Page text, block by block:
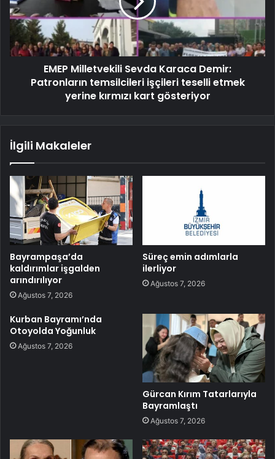
EMEP Milletvekili Sevda Karaca Demir:
Patronların temsilcileri işçileri teselli etmek
yerine kırmızı kart gösteriyor
İlgili Makaleler
Bayrampaşa’da
kaldırımlar işgalden
arındırılıyor
Ağustos 7, 2026
Süreç emin adımlarla
ilerliyor
Ağustos 7, 2026
Kurban Bayramı’nda
Otoyolda Yoğunluk
Ağustos 7, 2026
Gürcan Kırım Tatarlarıyla
Bayramlaştı
Ağustos 7, 2026